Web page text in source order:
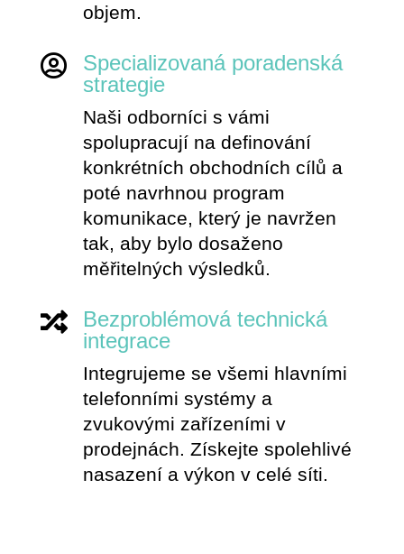
objem.

Specializovaná poradenská
strategie
Naši odborníci s vámi
spolupracují na definování
konkrétních obchodních cílů a
poté navrhnou program
komunikace, který je navržen
tak, aby bylo dosaženo
měřitelných výsledků.

Bezproblémová technická
integrace
Integrujeme se všemi hlavními
telefonními systémy a
zvukovými zařízeními v
prodejnách. Získejte spolehlivé
nasazení a výkon v celé síti.